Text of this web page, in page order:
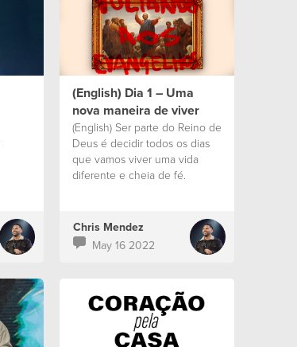
(English) Dia 1 – Uma
nova maneira de viver
(English) Ser parte do Reino de
Deus é decidir todos os dias
que vamos viver uma vida
diferente e cheia de fé.
Chris Mendez
May 16 2022